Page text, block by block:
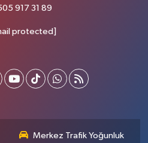
917 31 89
protected]
Merkez Trafik Yoğunluk